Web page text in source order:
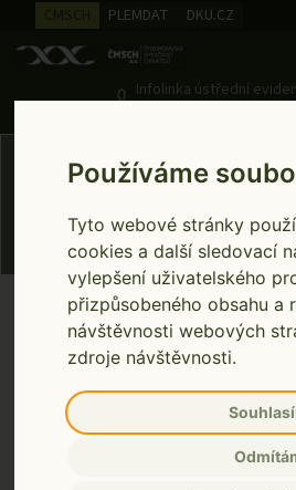
Používáme
Tyto webové stránky
cookies a další sledovací
vylepšení uživatelského
přizpůsobeného obsahu a
návštěvnosti webových
zdroje návštěvnosti.
PLEMDAT DKU.CZ
Infolinka ústřední
Ušní známky
Home
Ušní
známky
Doplňkový
sortiment
Čtečky čipů